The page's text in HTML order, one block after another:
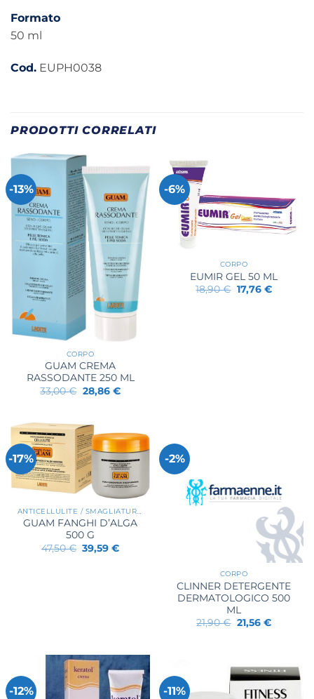
Formato
50 ml
Cod. EUPH0038
PRODOTTI CORRELATI
-13%
CORPO
GUAM CREMA
RASSODANTE 250 ML
33,00€ Il
prezzo
33,00 €.
28,86 €Il
-6%
CORPO
EUMIR GEL 50 ML
18,90€ Il
prezzo
17,76 €Il
-17%
ANTICELLULITE / SMAGLIATURE / RASSODANTI
GUAM FANGHI D’ALGA
500 G
47,50€ Il
prezzo
39,59€Il
-2%
CORPO
CLINNER DETERGENTE
DERMATOLOGICO 500
ML
21,90€ Il
prezzo
21,56 €Il
-12% -11%